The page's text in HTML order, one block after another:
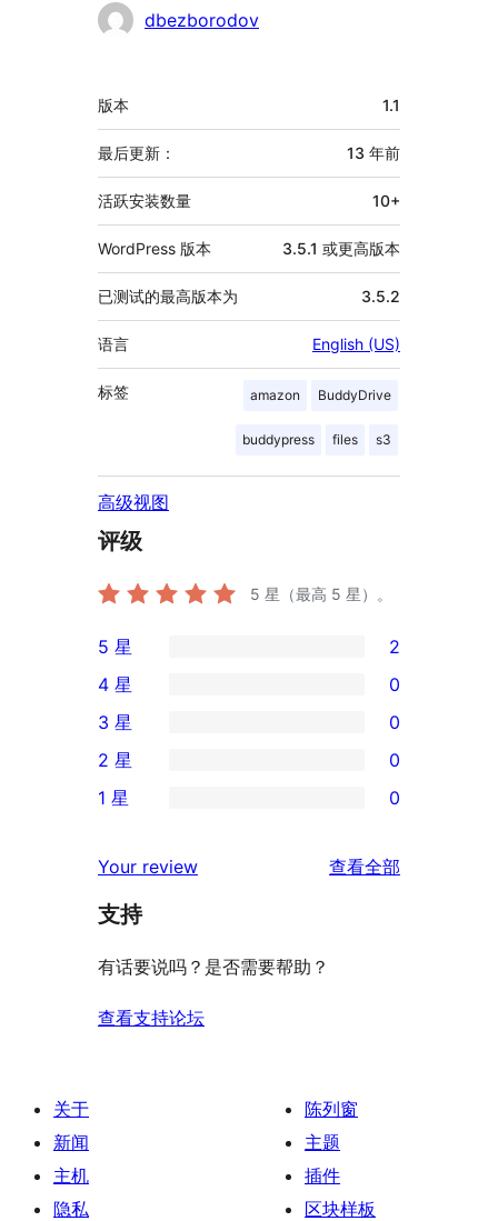
贡
dbezborodov
额
外
信
息
版本 1.1
最后更新： 13 年前
活跃安装数量 10+
WordPress 版本 3.5.1 或更高版本
已测试的最高版本为 3.5.2
语言 English (US)
标签 amazon BuddyDrive
buddypress files s3
高级视图
评级
5 星（最高 5 星）。
2
条
5
星
评
5 星 2
条
4
星
价
4 星 0
0
条
3
评
价
3 星 0
条
星
评
2 星 0
1
星
价
1 星 0
Your review 查看全部
支持
有话要说吗？是否需要帮助？
查看支持论坛
关于
新闻
主机
隐私
陈列窗
主题
插件
区块样板